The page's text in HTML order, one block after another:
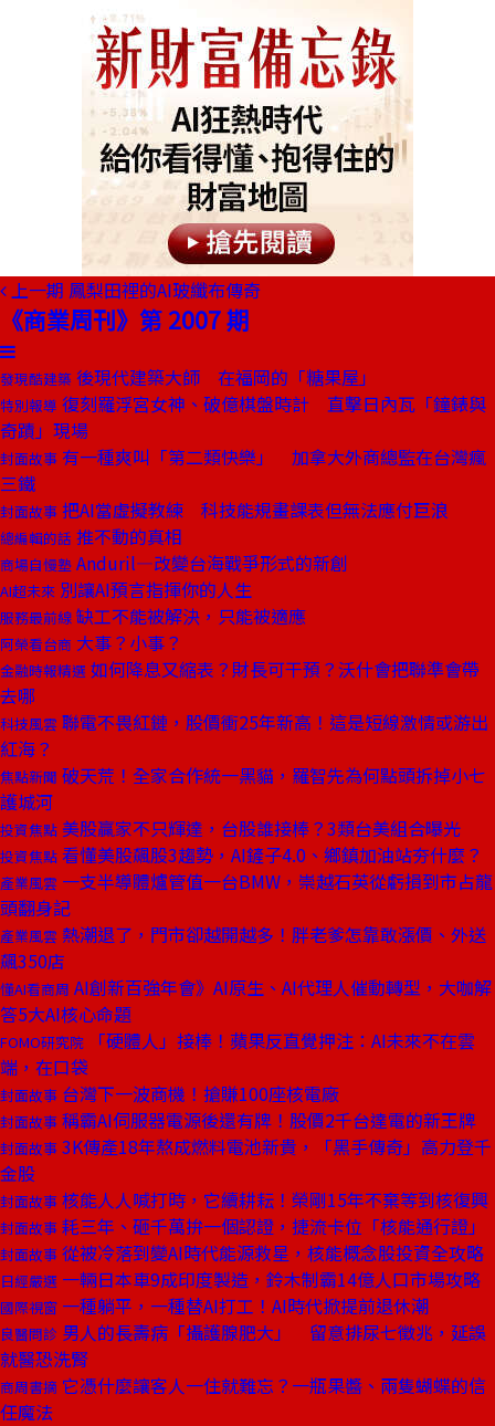
上一期 鳳梨田裡的AI玻纖布傳奇
《商業周刊》第 2007 期
發現酷建築 後現代建築大師 在福岡的「糖果屋」
特別報導 復刻羅浮宮女神、破億棋盤時計 直擊日內瓦「鐘錶與
奇蹟」現場
封面故事 有一種爽叫「第二類快樂」 加拿大外商總監在台灣瘋
三鐵
封面故事 把AI當虛擬教練 科技能規畫課表但無法應付巨浪
總編輯的話 推不動的真相
商場自慢塾 Anduril—改變台海戰爭形式的新創
AI超未來 別讓AI預言指揮你的人生
服務最前線 缺工不能被解決，只能被適應
阿榮看台商 大事？小事？
金融時報精選 如何降息又縮表？財長可干預？沃什會把聯準會帶
去哪
科技風雲 聯電不畏紅鏈，股價衝25年新高！這是短線激情或游出
紅海？
焦點新聞 破天荒！全家合作統一黑貓，羅智先為何點頭拆掉小七
護城河
投資焦點 美股贏家不只輝達，台股誰接棒？3類台美組合曝光
投資焦點 看懂美股飆股3趨勢，AI鏟子4.0、鄉鎮加油站夯什麼？
產業風雲 一支半導體爐管值一台BMW，崇越石英從虧損到市占龍
頭翻身記
產業風雲 熱潮退了，門市卻越開越多！胖老爹怎靠敢漲價、外送
飆350店
懂AI看商周 AI創新百強年會》AI原生、AI代理人催動轉型，大咖解
答5大AI核心命題
FOMO研究院
「硬體人」接棒！蘋果反直覺押注：AI未來不在雲
端，在口袋
封面故事 台灣下一波商機！搶賺100座核電廠
封面故事 稱霸AI伺服器電源後還有牌！股價2千台達電的新王牌
封面故事 3K傳產18年熬成燃料電池新貴，「黑手傳奇」高力登千
金股
封面故事 核能人人喊打時，它續耕耘！榮剛15年不棄等到核復興
封面故事 耗三年、砸千萬拚一個認證，捷流卡位「核能通行證」
封面故事 從被冷落到變AI時代能源救星，核能概念股投資全攻略
日經嚴選 一輛日本車9成印度製造，鈴木制霸14億人口市場攻略
國際視窗 一種躺平，一種替AI打工！AI時代掀提前退休潮
良醫問診 男人的長壽病「攝護腺肥大」 留意排尿七徵兆，延誤
就醫恐洗腎
商周書摘 它憑什麼讓客人一住就難忘？一瓶果醬、兩隻蝴蝶的信
任魔法